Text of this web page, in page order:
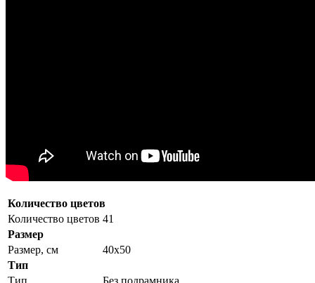
Количество цветов
Количество цветов 41
Размер
Размер, см
40x50
Тип
Тип
Без подрамника